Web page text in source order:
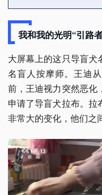
我和我的光明“引路
大屏幕上的这只导盲犬
名盲人按摩师。王迪
前，王迪视力突然恶化
申请了导盲犬拉布。拉
非常大的变化，他们之